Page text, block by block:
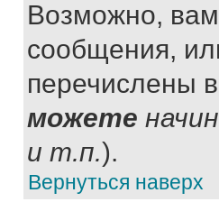
Возможно, вам
сообщения,
перечислены
можете
и т.п.).
Вернуться наверх